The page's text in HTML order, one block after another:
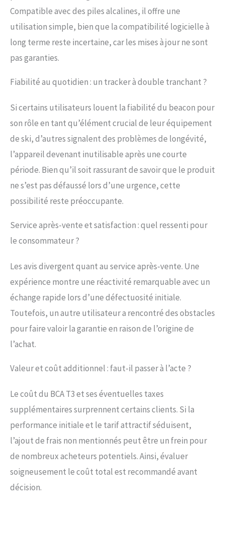
Compatible avec des piles alcalines, il offre une
utilisation simple, bien que la compatibilité logicielle à
long terme reste incertaine, car les mises à jour ne sont
pas garanties.
Fiabilité au quotidien : un tracker à double tranchant ?
Si certains utilisateurs louent la fiabilité du beacon pour
son rôle en tant qu’élément crucial de leur équipement
de ski, d’autres signalent des problèmes de longévité,
l’appareil devenant inutilisable après une courte
période. Bien qu’il soit rassurant de savoir que le produit
ne s’est pas défaussé lors d’une urgence, cette
possibilité reste préoccupante.
Service après-vente et satisfaction : quel ressenti pour
le consommateur ?
Les avis divergent quant au service après-vente. Une
expérience montre une réactivité remarquable avec un
échange rapide lors d’une défectuosité initiale.
Toutefois, un autre utilisateur a rencontré des obstacles
pour faire valoir la garantie en raison de l’origine de
l’achat.
Valeur et coût additionnel : faut-il passer à l’acte ?
Le coût du BCA T3 et ses éventuelles taxes
supplémentaires surprennent certains clients. Si la
performance initiale et le tarif attractif séduisent,
l’ajout de frais non mentionnés peut être un frein pour
de nombreux acheteurs potentiels. Ainsi, évaluer
soigneusement le coût total est recommandé avant
décision.